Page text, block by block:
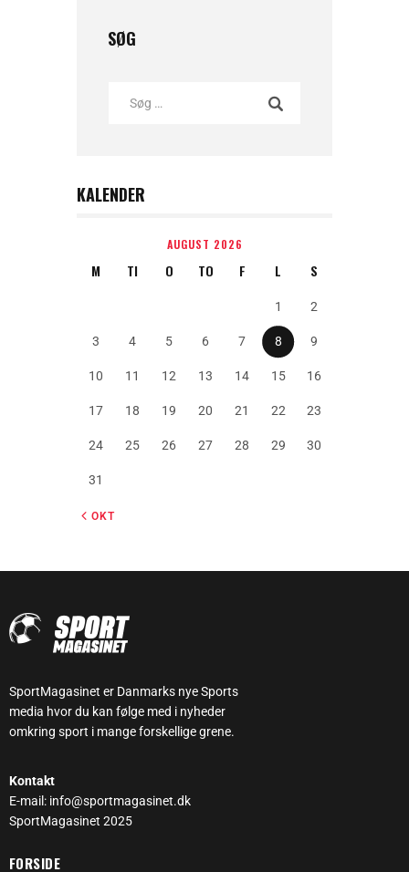
SØG
KALENDER
AUGUST 2026
M TI O TO F L S
1 2
3 4 5 6 7 8 9
10 11 12 13 14 15 16
17 18 19 20 21 22 23
24 25 26 27 28 29 30
31
« OKT
SportMagasinet er Danmarks nye Sports
media hvor du kan følge med i nyheder
omkring sport i mange forskellige grene.
Kontakt
E-mail: info@sportmagasinet.dk
SportMagasinet 2025
FORSIDE